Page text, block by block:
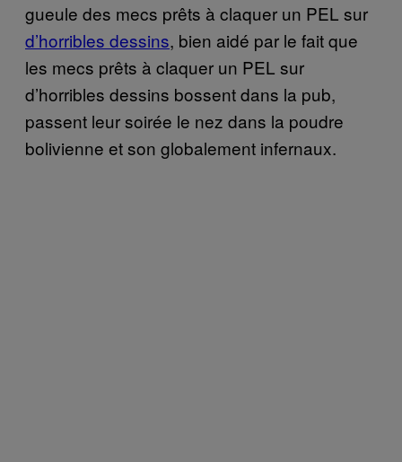
gueule des mecs prêts à claquer un PEL sur
d’horribles dessins, bien aidé par le fait que
les mecs prêts à claquer un PEL sur
d’horribles dessins bossent dans la pub,
passent leur soirée le nez dans la poudre
bolivienne et son globalement infernaux.